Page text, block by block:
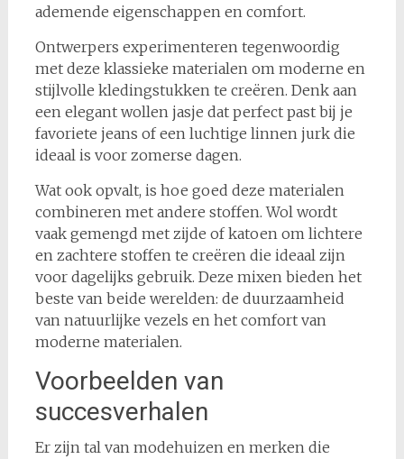
ademende eigenschappen en comfort.
Ontwerpers experimenteren tegenwoordig
met deze klassieke materialen om moderne en
stijlvolle kledingstukken te creëren. Denk aan
een elegant wollen jasje dat perfect past bij je
favoriete jeans of een luchtige linnen jurk die
ideaal is voor zomerse dagen.
Wat ook opvalt, is hoe goed deze materialen
combineren met andere stoffen. Wol wordt
vaak gemengd met zijde of katoen om lichtere
en zachtere stoffen te creëren die ideaal zijn
voor dagelijks gebruik. Deze mixen bieden het
beste van beide werelden: de duurzaamheid
van natuurlijke vezels en het comfort van
moderne materialen.
Voorbeelden van
succesverhalen
Er zijn tal van modehuizen en merken die